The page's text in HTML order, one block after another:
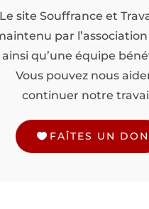
Le site Souffrance et
par l’association
ainsi qu’une équipe
Vous pouvez nous
continuer notre
FAÎTES UN DON